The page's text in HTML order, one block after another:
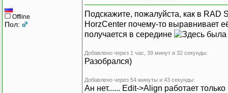
Offline
Пол:
Подскажите, пожалуйста, как в RAD
HorzCenter почему-то выравнивает
получается в середине
Добавлено через 1 час, 39 минут и 32 секунды:
Разобрался)
Добавлено через 54 минуты и 43 секунды:
Ан нет...... Edit->Align работает